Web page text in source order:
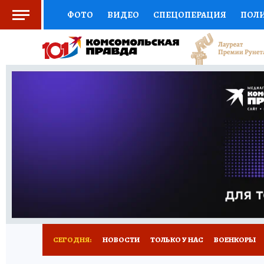
ФОТО ВИДЕО СПЕЦОПЕРАЦИЯ
СОЦПОДДЕРЖКА НАУКА СПОРТ
ВЫБОР ЭКСПЕРТОВ ДОКТОР
ПРОГНОЗЫ НА СПОРТ
НОВОЕ
СЕГОДНЯ: НОВОСТИ ТОЛЬКО У НАС ВОЕНКОРЫ